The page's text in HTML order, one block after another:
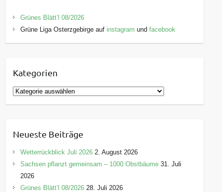
Grünes Blätt’l 08/2026
Grüne Liga Osterzgebirge auf instagram undfacebook
Kategorien
K
a
g
o
r
e
Neueste Beiträge
Wetterrückblick Juli 2026 2. August 2026
Sachsen pflanzt gemeinsam – 1000 Obstbäume 31. Juli
2026
Grünes Blätt’l 08/2026 28. Juli 2026